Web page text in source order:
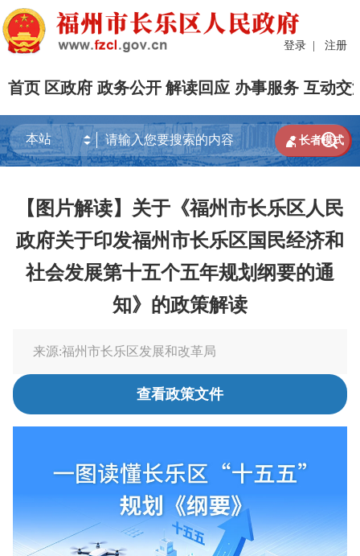
登录 | 注册
首页 区政府 政务公开 解读回应 办事服务 互动交

 长者模式
【图片解读】关于《福州市长乐区人民
政府关于印发福州市长乐区国民经济和
社会发展第十五个五年规划纲要的通
知》的政策解读
来源:福州市长乐区发展和改革局
查看政策文件